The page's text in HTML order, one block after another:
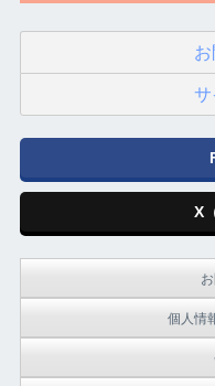
サ
X
個人情